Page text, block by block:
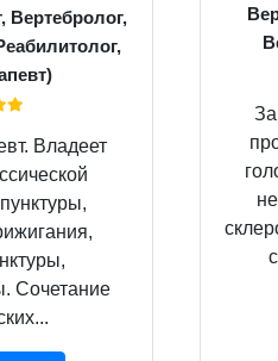
Вертебролог,
Владеет
Сочетание